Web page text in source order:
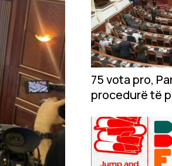
75 vota pro,
procedurë të